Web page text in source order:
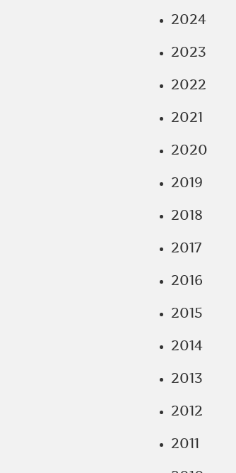
2024
2023
2022
2021
2020
2019
2018
2017
2016
2015
2014
2013
2012
2011